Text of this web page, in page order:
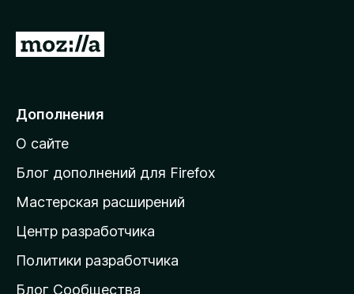
П
е
й
т
и
а
д
о
Дополнения
О сайте
Блог дополнений для Firefox
Мастерская расширений
Центр разработчика
Политики разработчика
Блог Сообщества